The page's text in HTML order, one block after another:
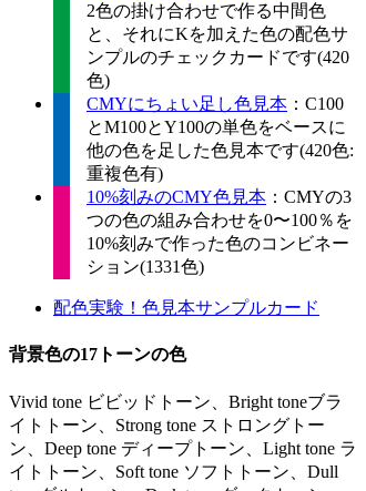
2色の掛け合わせで作る中間色
と、それにKを加えた色の配色サ
ンプルのチェックカードです(420
色)
CMYにちょい足し色見本 ：C100
とM100とY100の単色をベースに
他の色を足した色見本です(420色:
重複色有)
10%刻みのCMY色見本 ：CMYの3
つの色の組み合わせを0〜100％を
10%刻みで作った色のコンビネー
ション(1331色)
配色実験！色見本サンプルカード
背景色の17トーンの色
Vivid tone ビビッドトーン、Bright toneブラ
イトトーン、Strong tone ストロングトー
ン、Deep tone ディープトーン、Light tone ラ
イトトーン、Soft tone ソフトトーン、Dull